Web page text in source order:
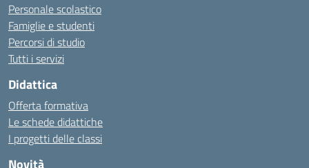
Personale scolastico
Famiglie e studenti
Percorsi di studio
Tutti i servizi
Didattica
Offerta formativa
Le schede didattiche
I progetti delle classi
Novità